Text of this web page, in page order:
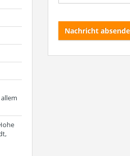
Nachricht